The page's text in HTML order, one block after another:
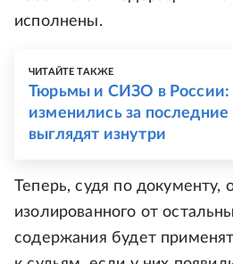
исполнены.
ЧИТАЙТЕ ТАКЖЕ
Тюрьмы и СИЗО в России:
изменились за последние
выглядят изнутри
Теперь, судя по
изолированного от
содержания будет